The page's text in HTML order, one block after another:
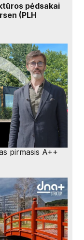
pėdsakai
(PLH
pirmasis A++